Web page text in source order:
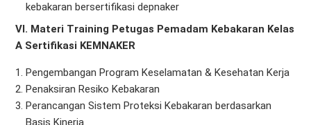
kebakaran bersertifikasi depnaker
VI. Materi Training Petugas Pemadam Kebakaran Kelas
A Sertifikasi KEMNAKER
Pengembangan Program Keselamatan & Kesehatan Kerja
Penaksiran Resiko Kebakaran
Perancangan Sistem Proteksi Kebakaran berdasarkan
Basis Kinerja